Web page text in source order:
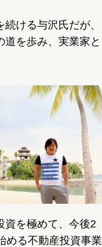
ける与沢氏だが、
を歩み、実業家と
資を極めて、今後2
める不動産投資事業